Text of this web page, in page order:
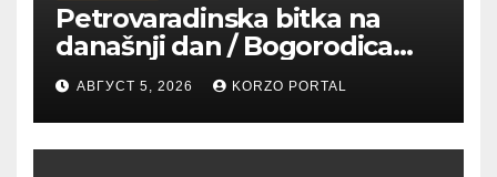
Petrovaradinska bitka na
današnji dan / Bogorodica
pobednica u
petrovaradinskom Podgrađu
АВГУСТ 5, 2026 KORZO PORTAL